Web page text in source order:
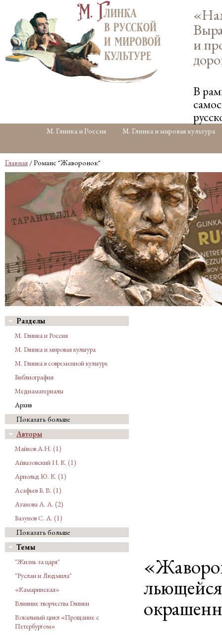
и
В
М. Глинка и Россия М. Глинка и мировая культура
Главная / Романс "Жаворонок"
Разделы
М. Глинка и Россия
М. Глинка и мировая культура
М. Глинка в современной культуре
Библиография
Медиаматериалы
Архив
Показать больше
Авторы
Майков А.Н. (1)
Айвазовский И. К. (1)
Арнольд Ю. К. (1)
Асафьев Б. В. (1)
Атанова А. А. (2)
Базунов С. А. (1)
Показать больше
Темы
"Жизнь за царя"
"Руслан и Людмила"
«Камаринская»
Влияние творчества Глинки
Вокальный цикл «Прощание с
Петербургом»